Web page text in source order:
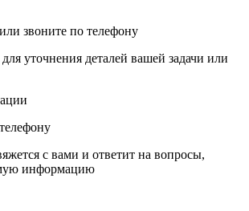
звоните по телефону
уточнения деталей вашей задачи или
с вами и ответит на вопросы,
информацию